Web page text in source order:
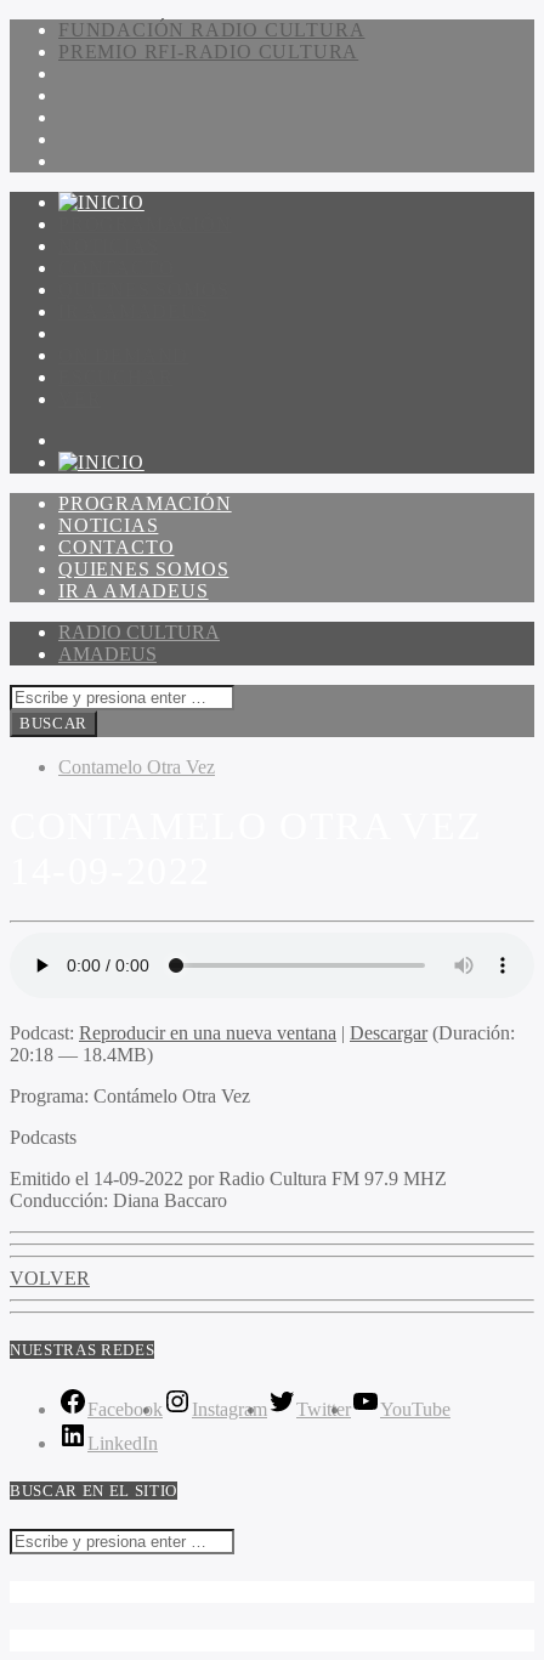
FUNDACIÓN RADIO CULTURA
PREMIO RFI-RADIO CULTURA
PROGRAMACIÓN
NOTICIAS
CONTACTO
QUIENES SOMOS
IR A AMADEUS
RADIO CULTURA
AMADEUS
Contamelo Otra Vez
Podcast: Reproducir en una nueva ventana | Descargar(Duración:
20:18 — 18.4MB)
Programa: Contámelo Otra Vez
Podcasts
Emitido el 14-09-2022 por Radio Cultura FM 97.9 MHZ
Conducción: Diana Baccaro
VOLVER
NUESTRAS REDES
Facebook Instagram Twitter
YouTube
LinkedIn
BUSCAR EN EL SITIO